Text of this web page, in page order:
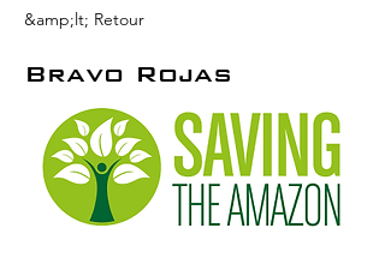
&amp;lt; Retour
Bravo Rojas